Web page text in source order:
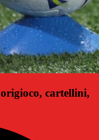
cartellini,